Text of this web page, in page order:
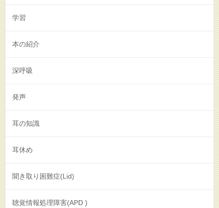
学習
本の紹介
深呼吸
発声
耳の知識
耳休め
聞き取り困難症(Lid)
聴覚情報処理障害(APD )